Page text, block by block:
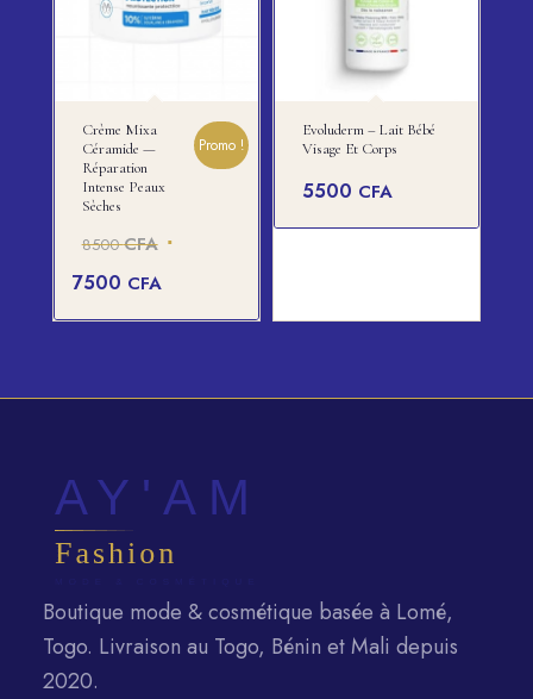
Crème Mixa
Céramide —
Réparation
Intense Peaux
Sèches
8500CFA Le
initial
était :
7500 CFA
Promo !
Evoluderm – Lait Bébé
Visage Et Corps
5500 CFA
Boutique mode & cosmétique basée à Lomé,
Togo. Livraison au Togo, Bénin et Mali depuis
2020.